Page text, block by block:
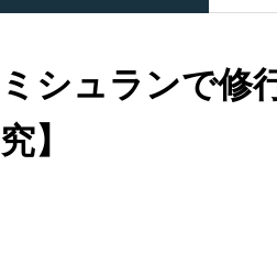
ミシュランで修
究】